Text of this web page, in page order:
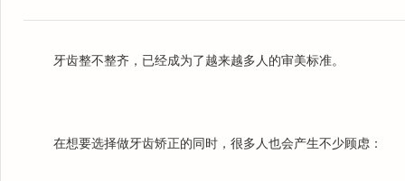
牙齿整不整齐，已经成为了越来越多人的审美标准。
在想要选择做牙齿矫正的同时，很多人也会产生不少顾虑：